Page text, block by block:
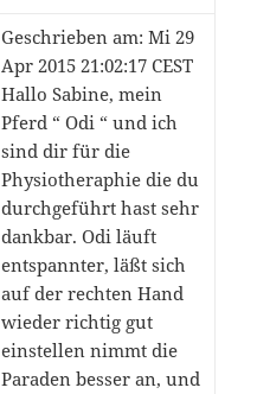
Geschrieben am: Mi 29
Apr 2015 21:02:17 CEST
Hallo Sabine, mein
Pferd “ Odi “ und ich
sind dir für die
Physiotheraphie die du
durchgeführt hast sehr
dankbar. Odi läuft
entspannter, läßt sich
auf der rechten Hand
wieder richtig gut
einstellen nimmt die
Paraden besser an, und